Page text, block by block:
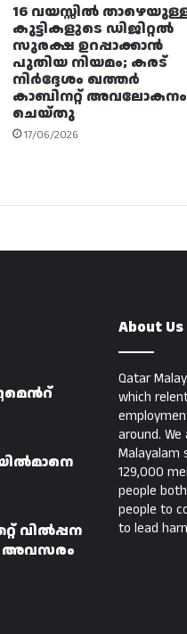
16 വയസ്സിൽ
കുട്ടികളുടെ ഡിജിറ്റൽ
സുരക്ഷ ഉറപ്പാക്കാൻ
പുതിയ നിയമം; കരട്
നിർദ്ദേശം ഖത്തർ
കാബിനറ്റ് അവലോകനം
ചെയ്തു
17/06/2026
വിൽപ്പന
അവസരം
About Us
Qatar
which
around.
Malayalam
129,000
people
people to
to lead